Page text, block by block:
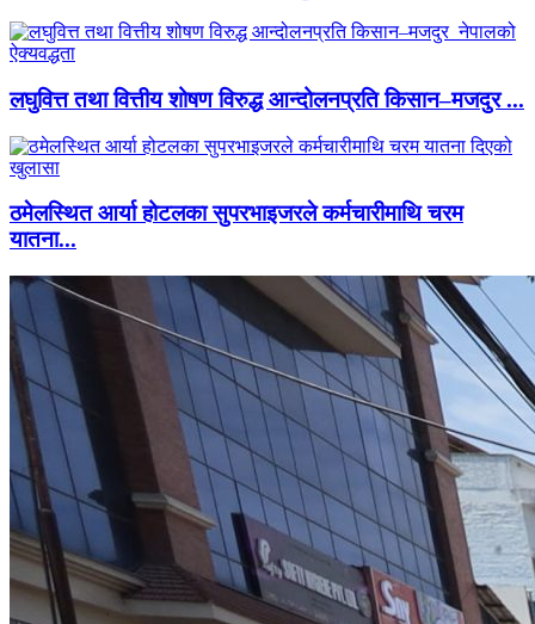
लघुवित्त तथा वित्तीय शोषण विरुद्ध आन्दोलनप्रति किसान–मजदुर ...
ठमेलस्थित आर्या होटलका सुपरभाइजरले कर्मचारीमाथि चरम
यातना...